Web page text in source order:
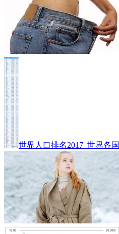
世界人口排名2017_世界各